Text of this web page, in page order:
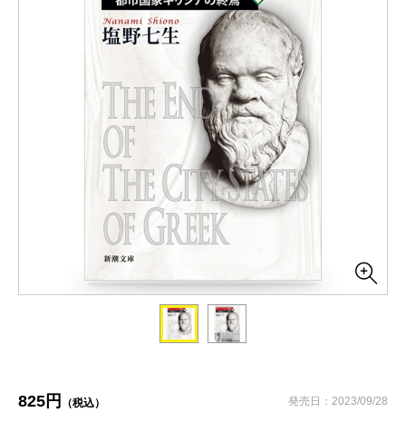
825円 （税込） 発売日：2023/09/28